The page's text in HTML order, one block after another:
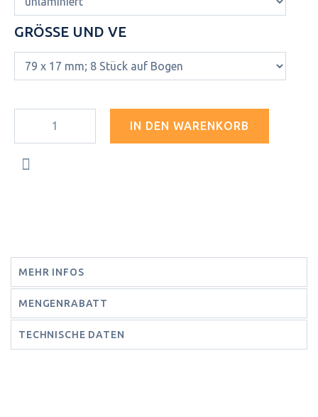
GRÖSSE UND VE
IN DEN WARENKORB
MEHR INFOS
MENGENRABATT
TECHNISCHE DATEN